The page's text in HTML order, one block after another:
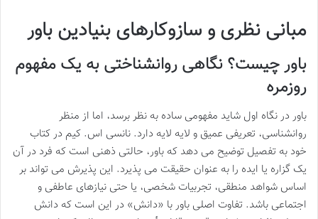
مبانی نظری و سازوکارهای بنیادین باور
باور چیست؟ نگاهی روانشناختی به یک مفهوم
روزمره
باور در نگاه اول شاید مفهومی ساده به نظر برسد، اما از منظر
روانشناسی، تعریفی عمیق و لایه لایه دارد. نانسی اس. کیم در کتاب
خود به تفصیل توضیح می دهد که باور، حالتی ذهنی است که فرد در آن
یک گزاره یا ایده را به عنوان حقیقت می پذیرد. این پذیرش می تواند بر
اساس شواهد منطقی، تجربیات شخصی، یا حتی نیازهای عاطفی و
اجتماعی باشد. تفاوت اصلی باور با «دانش» در این است که دانش